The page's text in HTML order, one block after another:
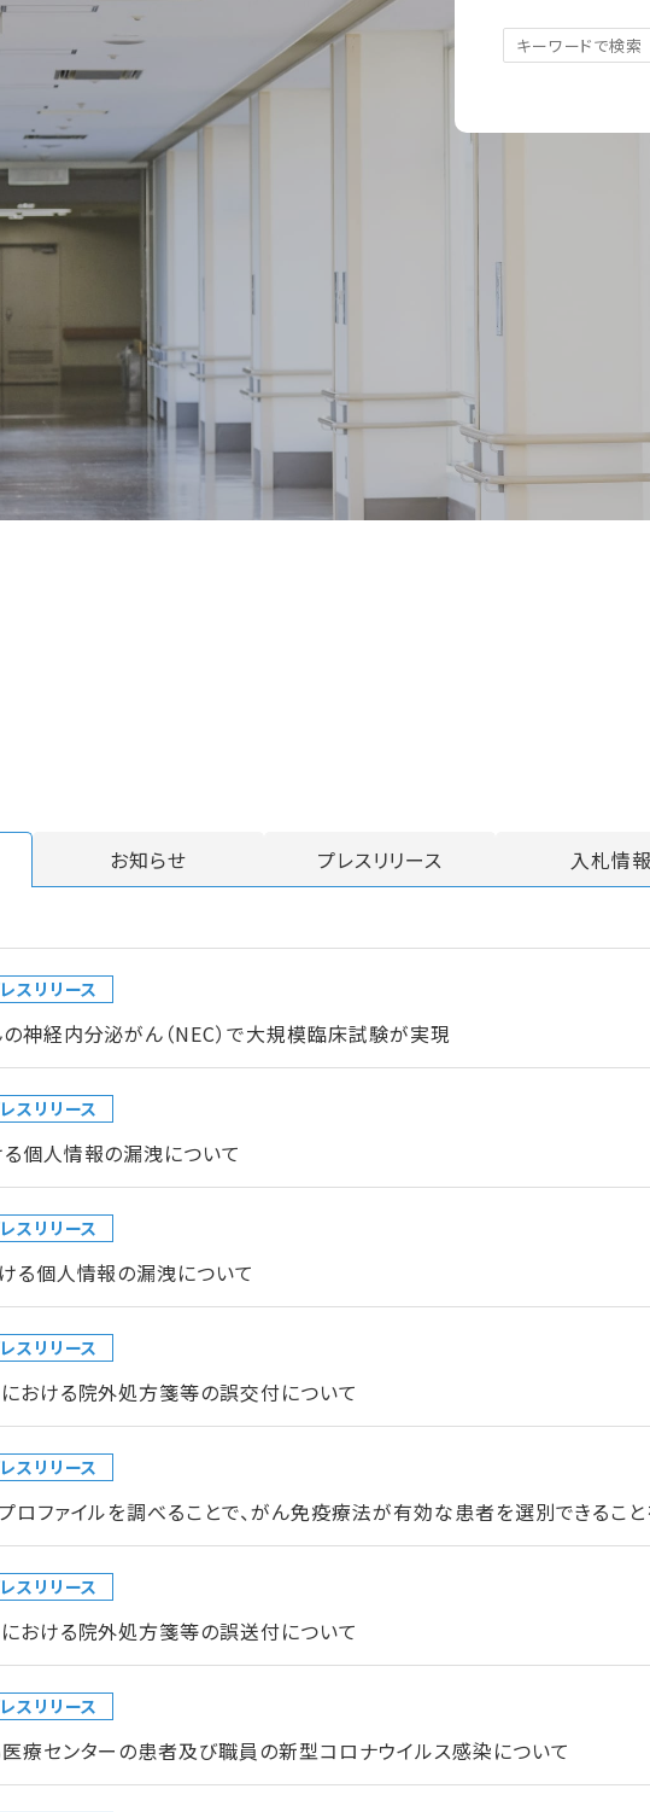
お知らせ プレスリリース 入札情
スリリース
神経内分泌がん（NEC）で大規模臨床試験が実現
スリリース
個人情報の漏洩について
スリリース
る個人情報の漏洩について
スリリース
おける院外処方箋等の誤交付について
スリリース
ロファイルを調べることで、がん免疫療法が有効な患者を選別できるこ
スリリース
おける院外処方箋等の誤送付について
スリリース
療センターの患者及び職員の新型コロナウイルス感染について